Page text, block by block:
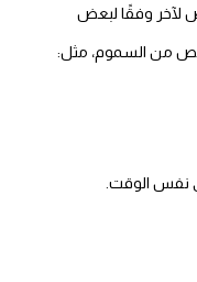
لآخر وفقًا لبعض
من السموم، مثل:
نفس الوقت.